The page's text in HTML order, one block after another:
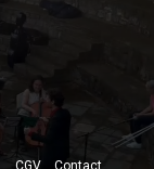
CGV Contact